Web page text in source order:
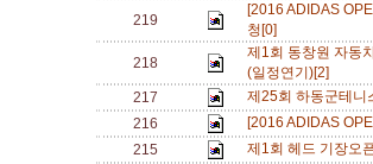
219
[2016 ADIDAS
청[0]
218
제1회 동창원 자동
(일정연기)[2]
217
제25회 하동군테
216
[2016 ADIDAS
215
제1회 헤드 기장오